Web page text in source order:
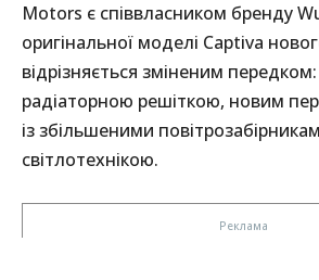
Motors є співвласником бренду
оригінальної моделі Captiva
відрізняється зміненим
радіаторною решіткою, новим
із збільшеними
світлотехнікою.